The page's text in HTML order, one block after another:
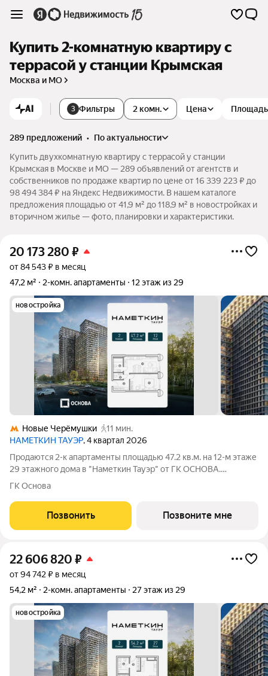
Купить 2-комнатную квартиру с
террасой у станции Крымская
Москва и МО
AI 3 Фильтры 2 комн. Цена Площадь
289 предложений •
по актуальности
Купить двухкомнатную квартиру с террасой у станции
Крымская в Москве и МО — 289 объявлений от агентств и
собственников по продаже квартир по цене от 16 339 223 ₽ до
98 494 384 ₽ на Яндекс Недвижимости. В нашем каталоге
предложения площадью от 41,9 м² до 118,9 м² в новостройках и
вторичном жилье — фото, планировки и характеристики.
20 173 280 ₽
от 84 543 ₽ в месяц
47,2 м²
2-комн. апартаменты 12 этаж из 29
новостройка
Новые Черёмушки
11 мин.
НАМЕТКИН ТАУЭР, 4 квартал 2026
Продаются 2-к апартаменты площадью 47.2 кв.м. на 12-м этаже
29 этажного дома в "Наметкин Тауэр" от ГК ОСНОВА.
Наметкин Тауэр - комплекс бизнес-класса с премиальным
Западе Москвы. Архитектура от
ГК Основа
Позвонить Позвоните мне
22 606 820 ₽
от 94 742 ₽ в месяц
54,2 м²
2-комн. апартаменты 27 этаж из 29
новостройка